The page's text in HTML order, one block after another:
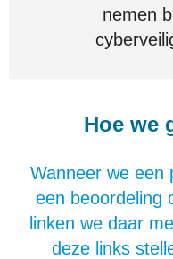
nemen
Hoe we
Wanneer we een
een beoordeling
linken we daar
deze links